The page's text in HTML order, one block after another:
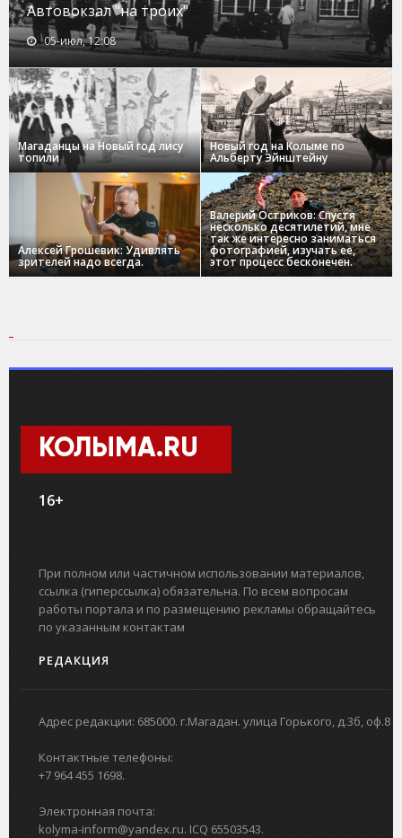
Автовокзал "на троих"
05-июл, 12:08
Магаданцы на Новый год лису
топили
Новый год на Колыме по
Альберту Эйнштейну
Алексей Грошевик: Удивлять
зрителей надо всегда.
Валерий Остриков: Спустя
несколько десятилетий, мне
так же интересно заниматься
фотографией, изучать ее,
этот процесс бесконечен.
КОЛЫМА.RU
16+
При полном или частичном использовании материалов,
ссылка (гиперссылка) обязательна. По всем вопросам
работы портала и по размещению рекламы обращайтесь
по указанным контактам
РЕДАКЦИЯ
Адрес редакции: 685000. г.Магадан. улица Горького, д.3б, оф.8
Контактные телефоны:
+7 964 455 1698.
Электронная почта:
kolyma-inform@yandex.ru. ICQ 65503543.